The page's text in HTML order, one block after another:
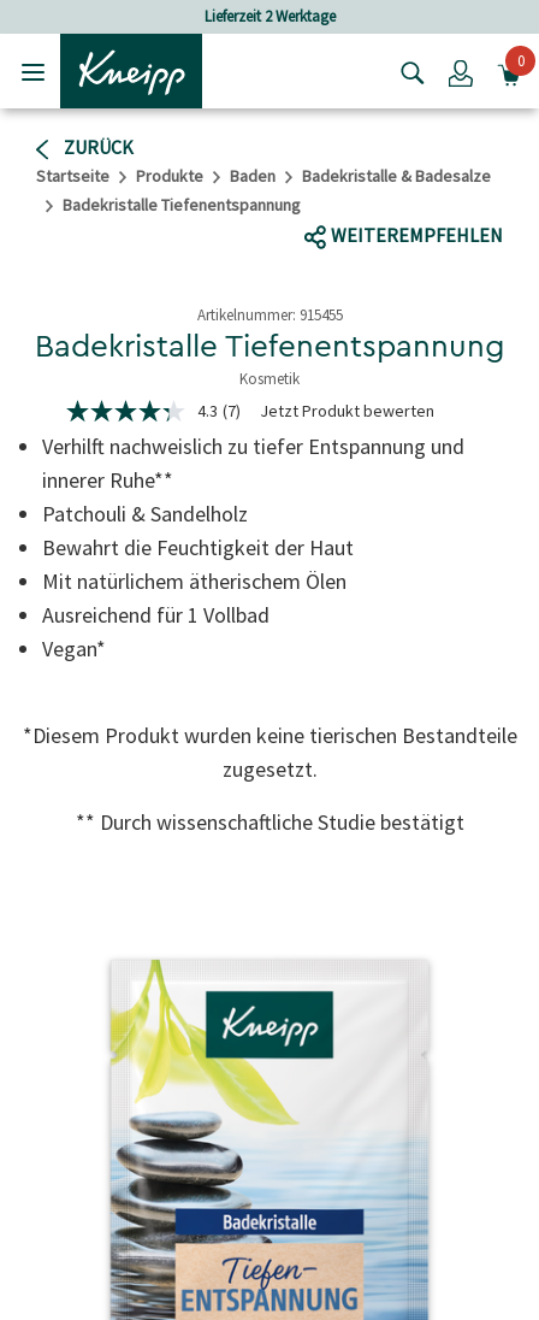
Versandkostenfrei ab 25 € Bestellwert
Login0
ZURÜCK
Startseite Produkte Baden
Badekristalle & Badesalze
Badekristalle Tiefenentspannung
WEITEREMPFEHLEN
Artikelnummer: 915455
Badekristalle Tiefenentspannung
Kosmetik
5 von 5 Sternen
4.3
von
5
Sternen,
der
Bewertung.
Read
7
Reviews.
Link
derselben
4.3 (7) Jetzt Produkt bewerten
Verhilft nachweislich zu tiefer Entspannung und
innerer Ruhe**
Patchouli & Sandelholz
Bewahrt die Feuchtigkeit der Haut
Mit natürlichem ätherischem Ölen
Ausreichend für 1 Vollbad
Vegan*
*Diesem Produkt wurden keine tierischen Bestandteile
zugesetzt.
** Durch wissenschaftliche Studie bestätigt